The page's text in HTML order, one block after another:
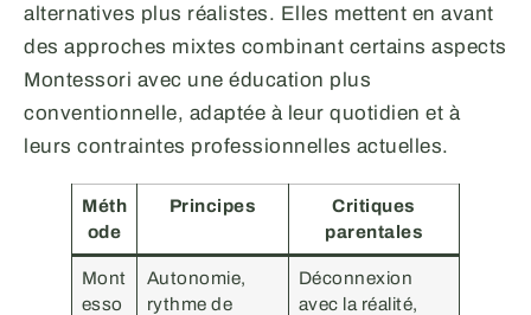
alternatives plus réalistes. Elles mettent en avant
des approches mixtes combinant certains aspects
Montessori avec une éducation plus
conventionnelle, adaptée à leur quotidien et à
leurs contraintes professionnelles actuelles.
Méth
ode
Principes
Critiques
parentales
Mont
esso
Autonomie,
rythme de
Déconnexion
avec la réalité,